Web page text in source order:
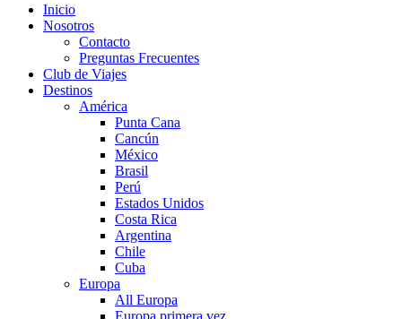
Inicio
Nosotros
Contacto
Preguntas Frecuentes
Club de Viajes
Destinos
América
Punta Cana
Cancún
México
Brasil
Perú
Estados Unidos
Costa Rica
Argentina
Chile
Cuba
Europa
All Europa
Europa primera vez